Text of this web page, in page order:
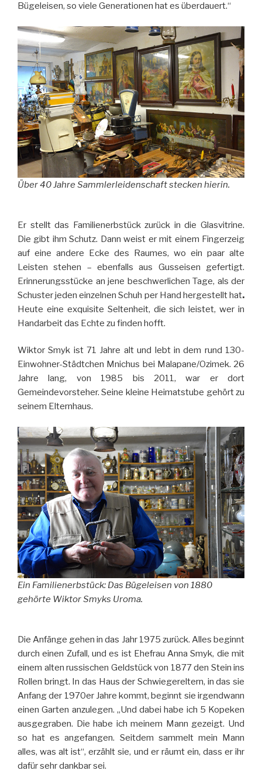
Bügeleisen, so viele Generationen hat es überdauert.“
Über 40 Jahre Sammlerleidenschaft stecken hierin.
Er stellt das Familienerbstück zurück in die Glasvitrine.
Die gibt ihm Schutz. Dann weist er mit einem Fingerzeig
auf eine andere Ecke des Raumes, wo ein paar alte
Leisten stehen – ebenfalls aus Gusseisen gefertigt.
Erinnerungsstücke an jene beschwerlichen Tage, als der
Schuster jeden einzelnen Schuh per Hand hergestellt hat.
Heute eine exquisite Seltenheit, die sich leistet, wer in
Handarbeit das Echte zu finden hofft.
Wiktor Smyk ist 71 Jahre alt und lebt in dem rund 130-
Einwohner-Städtchen Mnichus bei Malapane/Ozimek. 26
Jahre lang, von 1985 bis 2011, war er dort
Gemeindevorsteher. Seine kleine Heimatstube gehört zu
seinem Elternhaus.
Ein Familienerbstück: Das Bügeleisen von 1880
gehörte Wiktor Smyks Uroma.
Die Anfänge gehen in das Jahr 1975 zurück. Alles beginnt
durch einen Zufall, und es ist Ehefrau Anna Smyk, die mit
einem alten russischen Geldstück von 1877 den Stein ins
Rollen bringt. In das Haus der Schwiegereltern, in das sie
Anfang der 1970er Jahre kommt, beginnt sie irgendwann
einen Garten anzulegen. „Und dabei habe ich 5 Kopeken
ausgegraben. Die habe ich meinem Mann gezeigt. Und
so hat es angefangen. Seitdem sammelt mein Mann
alles, was alt ist“, erzählt sie, und er räumt ein, dass er ihr
dafür sehr dankbar sei.